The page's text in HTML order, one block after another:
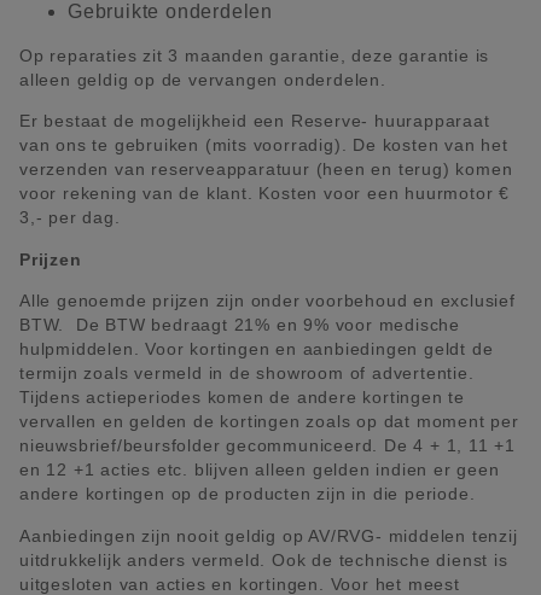
Gebruikte onderdelen
Op reparaties zit 3 maanden garantie, deze garantie is
alleen geldig op de vervangen onderdelen.
Er bestaat de mogelijkheid een Reserve- huurapparaat
van ons te gebruiken (mits voorradig). De kosten van het
verzenden van reserveapparatuur (heen en terug) komen
voor rekening van de klant. Kosten voor een huurmotor €
3,- per dag.
Prijzen
Alle genoemde prijzen zijn onder voorbehoud en exclusief
BTW. De BTW bedraagt 21% en 9% voor medische
hulpmiddelen. Voor kortingen en aanbiedingen geldt de
termijn zoals vermeld in de showroom of advertentie.
Tijdens actieperiodes komen de andere kortingen te
vervallen en gelden de kortingen zoals op dat moment per
nieuwsbrief/beursfolder gecommuniceerd. De 4 + 1, 11 +1
en 12 +1 acties etc. blijven alleen gelden indien er geen
andere kortingen op de producten zijn in die periode.
Aanbiedingen zijn nooit geldig op AV/RVG- middelen tenzij
uitdrukkelijk anders vermeld. Ook de technische dienst is
uitgesloten van acties en kortingen. Voor het meest